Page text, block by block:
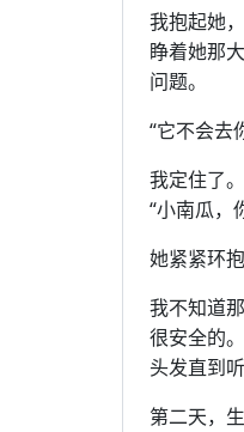
我抱起她
睁着她那
问题。
“它不会去
我定住了。
“小南瓜，
她紧紧环
我不知道
很安全的
头发直到
第二天，